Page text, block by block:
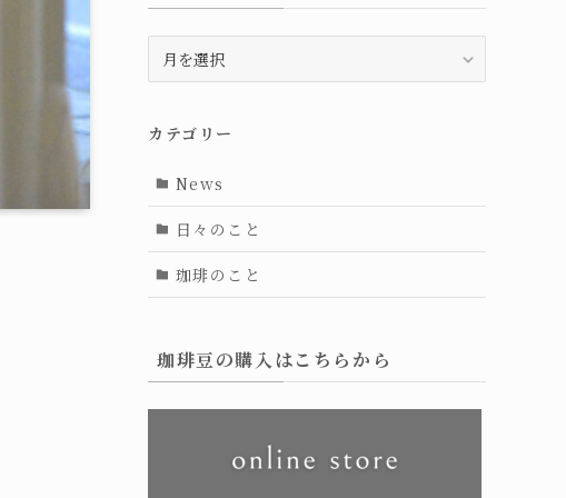
ー
ブ
カテゴリー
News
日々のこと
珈琲のこと
珈琲豆の購入はこちらから